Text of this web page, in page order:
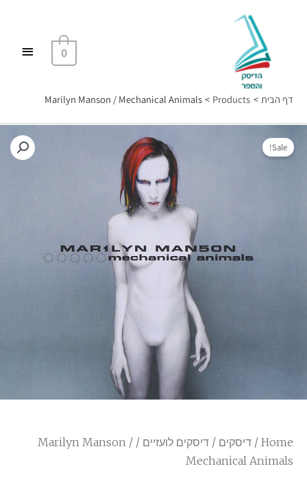
ראשי
0
דף הבית Products
Marilyn Manson / Mechanical Animals
Sale!
Home
/ דיסקים / דיסקים לועזיים
/ Marilyn Manson /
Mechanical Animals